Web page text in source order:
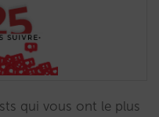
qui vous ont le plus